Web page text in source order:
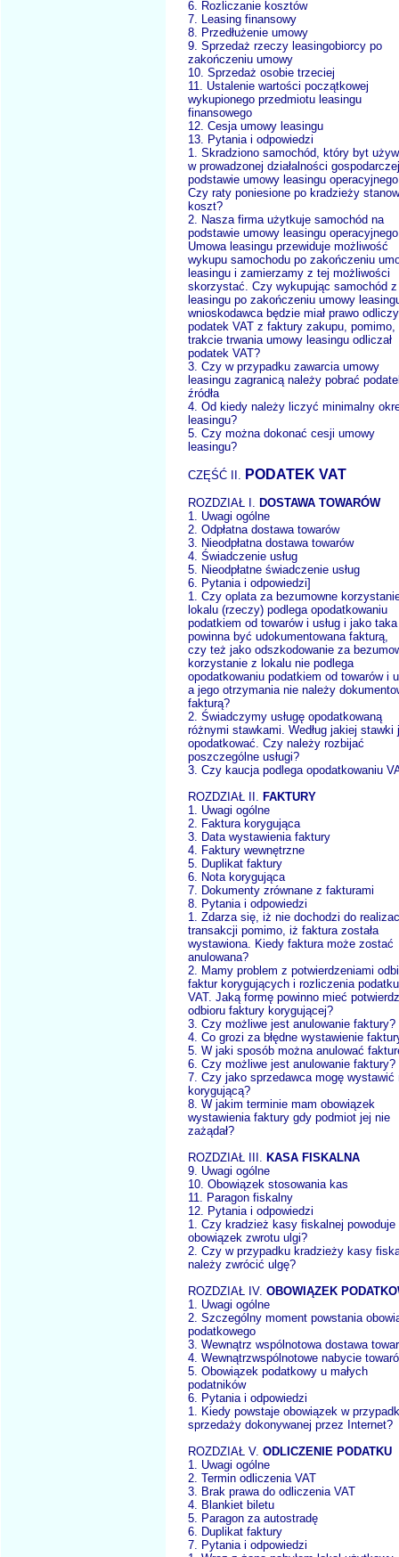
6. Rozliczanie kosztów
7. Leasing finansowy
8. Przedłużenie umowy
9. Sprzedaż rzeczy leasingobiorcy po
zakończeniu umowy
10. Sprzedaż osobie trzeciej
11. Ustalenie wartości początkowej
wykupionego przedmiotu leasingu
finansowego
12. Cesja umowy leasingu
13. Pytania i odpowiedzi
1. Skradziono samochód, który byt
w prowadzonej działalności
podstawie umowy leasingu
Czy raty poniesione po kradzieży
koszt?
2. Nasza firma użytkuje samochód na
podstawie umowy leasingu
Umowa leasingu przewiduje możliwość
wykupu samochodu po zakończeniu
leasingu i zamierzamy z tej możliwości
skorzystać. Czy wykupując samochód z
leasingu po zakończeniu umowy
wnioskodawca będzie miał prawo
podatek VAT z faktury zakupu, pomimo,
trakcie trwania umowy leasingu odliczał
podatek VAT?
3. Czy w przypadku zawarcia umowy
leasingu zagranicą należy pobrać
źródła
4. Od kiedy należy liczyć minimalny
leasingu?
5. Czy można dokonać cesji umowy
leasingu?
CZĘŚĆ II. PODATEK VAT
ROZDZIAŁ I. DOSTAWA TOWARÓW
1. Uwagi ogólne
2. Odpłatna dostawa towarów
3. Nieodpłatna dostawa towarów
4. Świadczenie usług
5. Nieodpłatne świadczenie usług
6. Pytania i odpowiedzi]
1. Czy oplata za bezumowne
lokalu (rzeczy) podlega opodatkowaniu
podatkiem od towarów i usług i jako taka
powinna być udokumentowana fakturą,
czy też jako odszkodowanie za
korzystanie z lokalu nie podlega
opodatkowaniu podatkiem od towarów i
a jego otrzymania nie należy
fakturą?
2. Świadczymy usługę opodatkowaną
różnymi stawkami. Według jakiej stawki
opodatkować. Czy należy rozbijać
poszczególne usługi?
3. Czy kaucja podlega opodatkowaniu
ROZDZIAŁ II. FAKTURY
1. Uwagi ogólne
2. Faktura korygująca
3. Data wystawienia faktury
4. Faktury wewnętrzne
5. Duplikat faktury
6. Nota korygująca
7. Dokumenty zrównane z fakturami
8. Pytania i odpowiedzi
1. Zdarza się, iż nie dochodzi do
transakcji pomimo, iż faktura została
wystawiona. Kiedy faktura może zostać
anulowana?
2. Mamy problem z potwierdzeniami
faktur korygujących i rozliczenia podatku
VAT. Jaką formę powinno mieć
odbioru faktury korygującej?
3. Czy możliwe jest anulowanie faktury?
4. Co grozi za błędne wystawienie
5. W jaki sposób można anulować
6. Czy możliwe jest anulowanie faktury?
7. Czy jako sprzedawca mogę wystawić
korygującą?
8. W jakim terminie mam obowiązek
wystawienia faktury gdy podmiot jej nie
zażądał?
ROZDZIAŁ III. KASA FISKALNA
9. Uwagi ogólne
10. Obowiązek stosowania kas
11. Paragon fiskalny
12. Pytania i odpowiedzi
1. Czy kradzież kasy fiskalnej powoduje
obowiązek zwrotu ulgi?
2. Czy w przypadku kradzieży kasy
należy zwrócić ulgę?
ROZDZIAŁ IV. OBOWIĄZEK
1. Uwagi ogólne
2. Szczególny moment powstania
podatkowego
3. Wewnątrz wspólnotowa dostawa
4. Wewnątrzwspólnotowe nabycie
5. Obowiązek podatkowy u małych
podatników
6. Pytania i odpowiedzi
1. Kiedy powstaje obowiązek w
sprzedaży dokonywanej przez Internet?
ROZDZIAŁ V. ODLICZENIE PODATKU
1. Uwagi ogólne
2. Termin odliczenia VAT
3. Brak prawa do odliczenia VAT
4. Blankiet biletu
5. Paragon za autostradę
6. Duplikat faktury
7. Pytania i odpowiedzi